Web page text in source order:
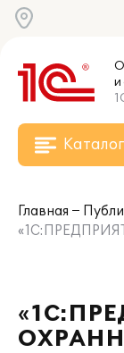
и
Каталог
Главная